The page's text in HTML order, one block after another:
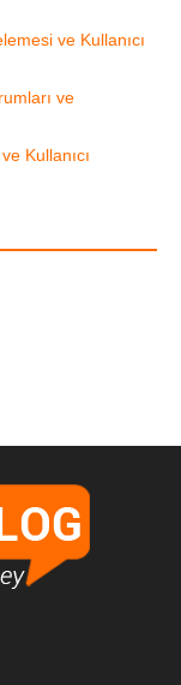
ve Kullanıcı
ve
Kullanıcı